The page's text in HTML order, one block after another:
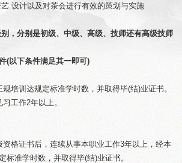
设计以及对茶会进行有效的策划与实施
分别是初级、中级、高级、技师还有高级技师
以下条件满足其一即可)
训达规定标准学时数，并取得毕(结)业证书。
工作2年以上。
格证书后，连续从事本职业工作3年以上，经本
标准学时数，并取得毕(结)业证书。